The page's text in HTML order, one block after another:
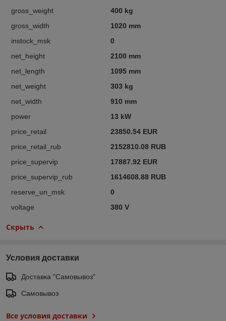
gross_weight
400 kg
gross_width
1020 mm
instock_msk
0
net_height
2100 mm
net_length
1095 mm
net_weight
303 kg
net_width
910 mm
power
13 kW
price_retail
23850.54 EUR
price_retail_rub
2152810.08 RUB
price_supervip
17887.92 EUR
price_supervip_rub
1614608.88 RUB
reserve_un_msk
0
voltage
380 V
Скрыть
Условия доставки
Доставка "Самовывоз"
Самовывоз
Все условия доставки